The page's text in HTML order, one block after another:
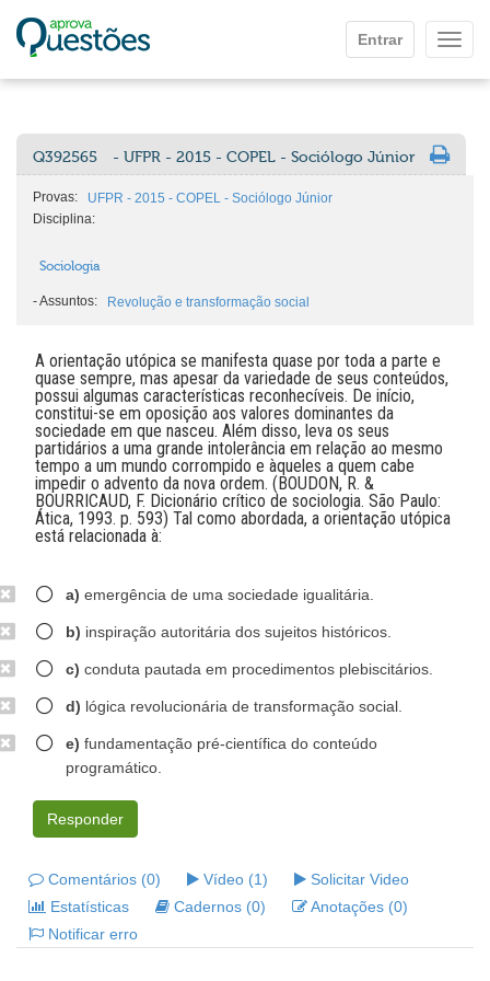
Entrar
Q392565 - UFPR - 2015 - COPEL - Sociólogo Júnior
Provas:
UFPR - 2015 - COPEL - Sociólogo Júnior
Disciplina:
Sociologia
-Assuntos: Revolução e transformação social
A orientação utópica se manifesta quase por toda a parte e
quase sempre, mas apesar da variedade de seus conteúdos,
possui algumas características reconhecíveis. De início,
constitui-se em oposição aos valores dominantes da
sociedade em que nasceu. Além disso, leva os seus
partidários a uma grande intolerância em relação ao mesmo
tempo a um mundo corrompido e àqueles a quem cabe
impedir o advento da nova ordem. (BOUDON, R. &
BOURRICAUD, F. Dicionário crítico de sociologia. São Paulo:
Ática, 1993. p. 593) Tal como abordada, a orientação utópica
está relacionada à:
a) emergência de uma sociedade igualitária.
b) inspiração autoritária dos sujeitos históricos.
c) conduta pautada em procedimentos plebiscitários.
d) lógica revolucionária de transformação social.
e) fundamentação pré-científica do conteúdo
programático.
Responder
Comentários (0) Vídeo (1)
Solicitar Video
Estatísticas
Cadernos (0)
Anotações (0)
Notificar erro